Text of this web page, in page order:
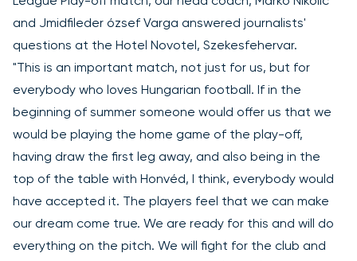
and Jmidfileder ózsef Varga answered journalists'
questions at the Hotel Novotel, Szekesfehervar.
"This is an important match, not just for us, but for
everybody who loves Hungarian football. If in the
beginning of summer someone would offer us that we
would be playing the home game of the play-off,
having draw the first leg away, and also being in the
top of the table with Honvéd, I think, everybody would
have accepted it. The players feel that we can make
our dream come true. We are ready for this and will do
everything on the pitch. We will fight for the club and